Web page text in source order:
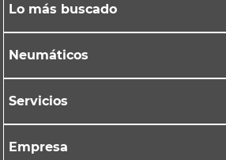
Lo más buscado
Neumáticos
Servicios
Empresa